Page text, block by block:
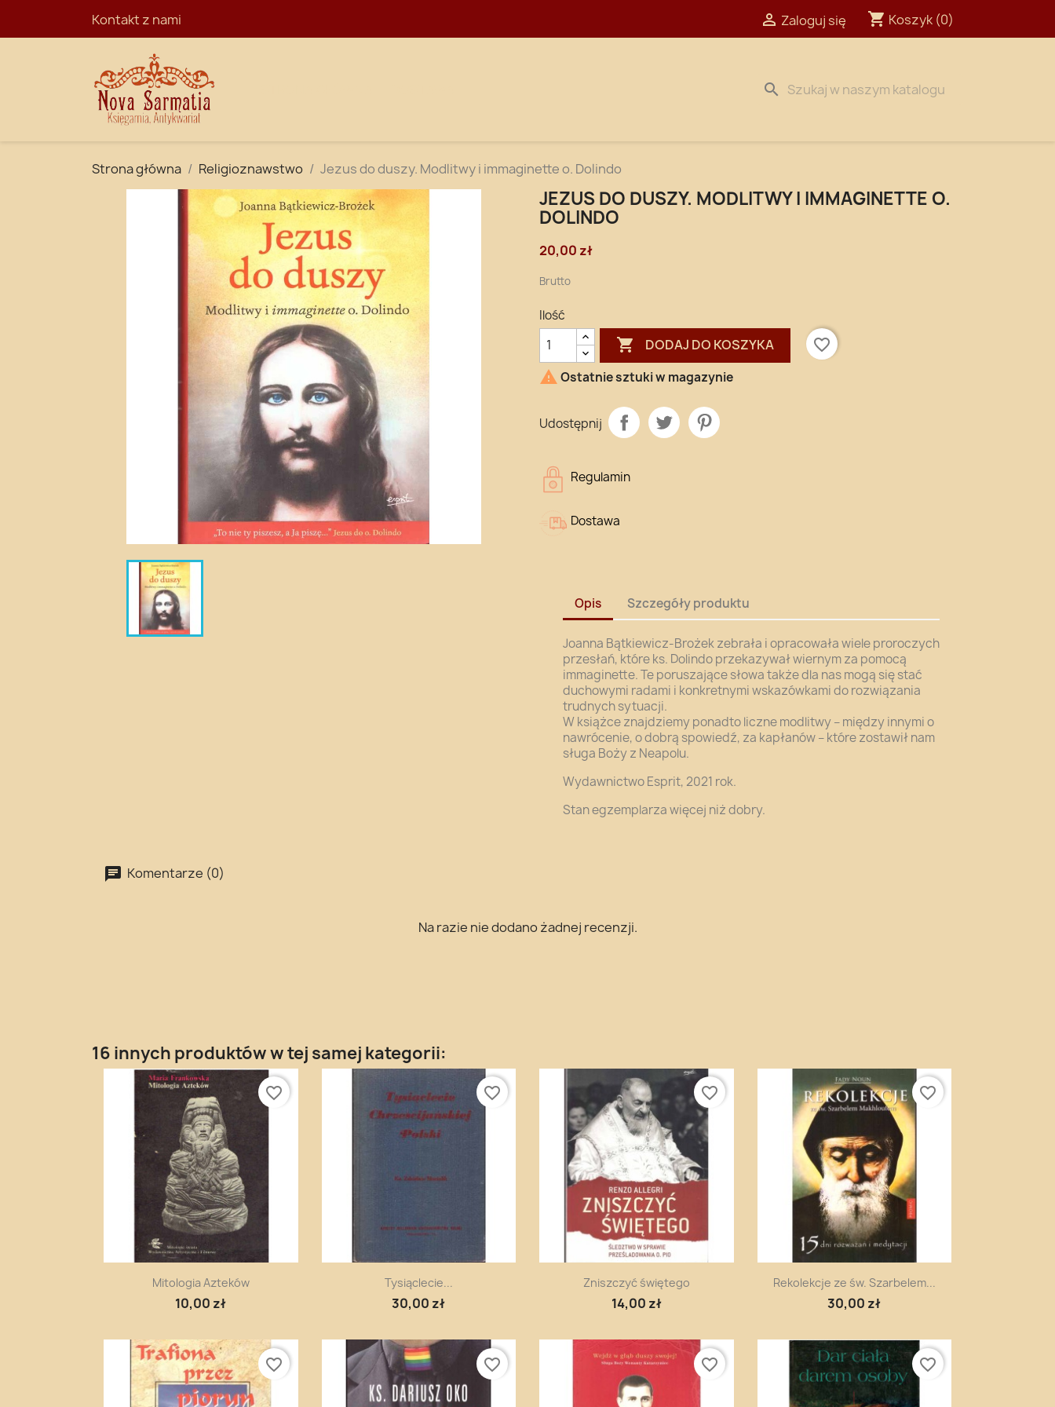
Kontakt z nami  Zaloguj się shopping_cart Koszyk (0)
search
Strona główna Religioznawstwo Jezus do duszy. Modlitwy i immaginette o. Dolindo
JEZUS DO DUSZY. MODLITWY I IMMAGINETTE O.
DOLINDO
20,00 zł
Brutto
Ilość
 DODAJ DO KOSZYKA
favorite_border
 Ostatnie sztuki w magazynie
Udostępnij
Regulamin
Dostawa
Opis Szczegóły produktu
Joanna Bątkiewicz-Brożek zebrała i opracowała wiele proroczych
przesłań, które ks. Dolindo przekazywał wiernym za pomocą
immaginette. Te poruszające słowa także dla nas mogą się stać
duchowymi radami i konkretnymi wskazówkami do rozwiązania
trudnych sytuacji.
W książce znajdziemy ponadto liczne modlitwy – między innymi o
nawrócenie, o dobrą spowiedź, za kapłanów – które zostawił nam
sługa Boży z Neapolu.
Wydawnictwo Esprit, 2021 rok.
Stan egzemplarza więcej niż dobry.
Komentarze (0)
Na razie nie dodano żadnej recenzji.
16 innych produktów w tej samej kategorii:
Szybki podgląd
Mitologia Azteków
10,00 zł
favorite_border
Szybki podgląd
Tysiąclecie...
30,00 zł
favorite_border
Szybki podgląd
Zniszczyć świętego
14,00 zł
favorite_border
Szybki podgląd
Rekolekcje ze św. Szarbelem...
30,00 zł
favorite_border
favorite_border favorite_border favorite_border favorite_border